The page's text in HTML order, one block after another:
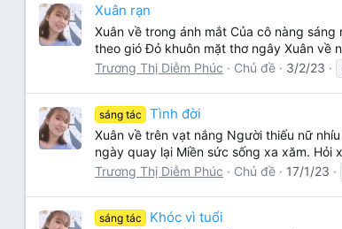
Xuân rạn
Xuân về trong ánh mắt Của cô nàng
theo gió Đỏ khuôn mặt thơ ngây Xuân về
Trương Thị Diễm Phúc
Chủ đề 3/2/23
sáng tác Tình đời
Xuân về trên vạt nắng Người thiếu nữ
ngày quay lại Miền sức sống xa xăm. Hỏi
Trương Thị Diễm Phúc
Chủ đề 17/1/23
sáng tác Khóc vì tuổi